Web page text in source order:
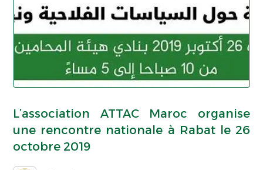
L’association ATTAC Maroc organise
une rencontre nationale à Rabat le 26
octobre 2019